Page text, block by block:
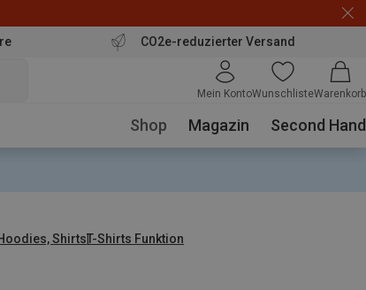
CO2e-reduzierter Versand
Mein KontoWunschlisteWarenkorb
Shop Magazin Second Hand
ShirtsT-Shirts Funktion